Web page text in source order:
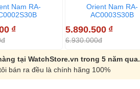
Nam RA-
₫
Orient Nam RA-
AC0003S30B
5.890.500 ₫
6.930.000đ
tại WatchStore.vn trong 5 năm qua.
bán ra đều là chính hãng 100%